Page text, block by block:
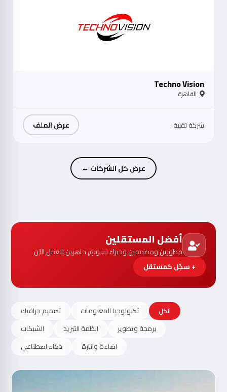
Techno Vision
القاهرة
شركة تقنية عرض الملف
عرض كل الشركات ←
أفضل المستقلين
مطورين ومصممين وخبراء تسويق جاهزين للعمل الآن
+ سجّل كمستقل
الكل تكنولوجيا المعلومات
تصميم جرافيك
برمجة وتطوير
انظمة التبريد
الشبكات
اضاءة وانارة
ذكاء اصطناعي